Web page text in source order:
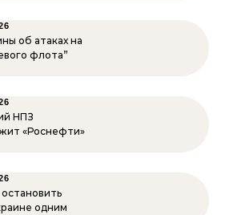
об атаках на
флота”
НПЗ
«Роснефти»
одним